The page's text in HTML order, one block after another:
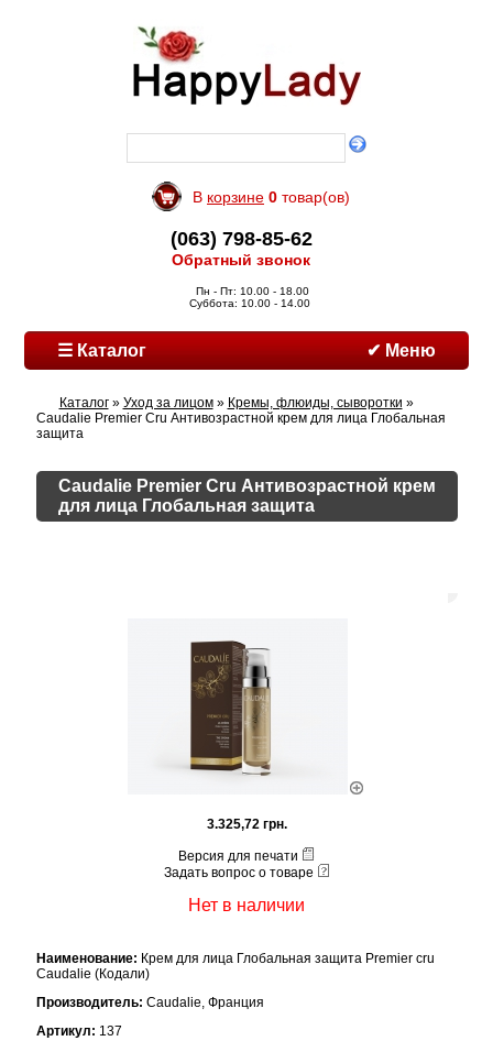
В корзине 0 товар(ов)
(063) 798-85-62
Обратный звонок
Пн - Пт: 10.00 - 18.00
Суббота: 10.00 - 14.00
☰ Каталог ✔ Меню
Каталог» Уход за лицом» Кремы, флюиды, сыворотки »
Caudalie Premier Cru Антивозрастной крем для лица Глобальная
защита
Caudalie Premier Cru Антивозрастной крем
для лица Глобальная защита
3.325,72 грн.
Версия для печати
Задать вопрос о товаре
Нет в наличии
Наименование: Крем для лица Глобальная защита Premier cru
Caudalie (Кодали)
Производитель: Caudalie, Франция
Артикул: 137